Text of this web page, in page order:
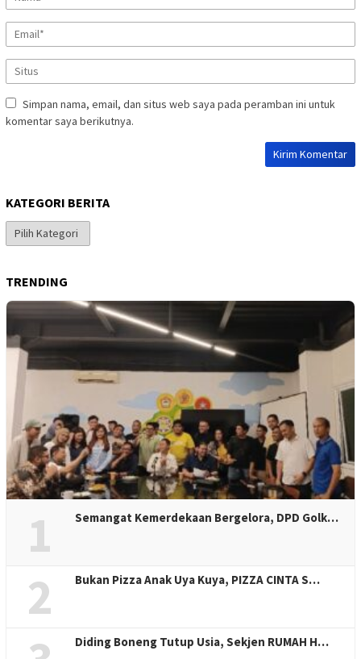
Simpan nama, email, dan situs web saya pada peramban ini untuk
komentar saya berikutnya.
KATEGORI BERITA
Kategori
Berita
TRENDING
1 Semangat Kemerdekaan Bergelora, DPD Golk…
2 Bukan Pizza Anak Uya Kuya, PIZZA CINTA S…
Diding Boneng Tutup Usia, Sekjen RUMAH H…